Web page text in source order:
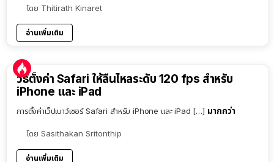
โดย Thitirath Kinaret
อ่านเพิ่มเติม
วิธีตั้งค่า Safari ให้ลื่นไหลระดับ 120 fps สำหรับ
iPhone และ iPad
การตั้งค่าเว็ปเบาว์เซอร์ Safari สำหรับ iPhone และ iPad […] มากกว่า
โดย Sasithakan Sritonthip
อ่านเพิ่มเติม